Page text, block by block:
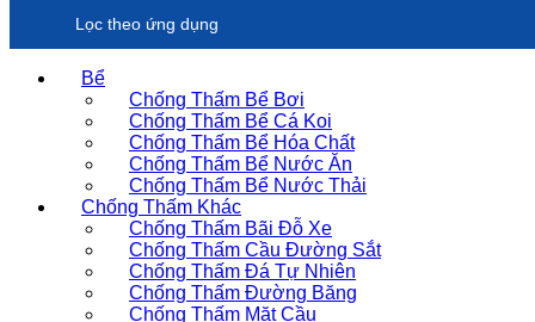
Lọc theo ứng dụng
Bể
Chống Thấm Bể Bơi
Chống Thấm Bể Cá Koi
Chống Thấm Bể Hóa Chất
Chống Thấm Bể Nước Ăn
Chống Thấm Bể Nước Thải
Chống Thấm Khác
Chống Thấm Bãi Đỗ Xe
Chống Thấm Cầu Đường Sắt
Chống Thấm Đá Tự Nhiên
Chống Thấm Đường Băng
Chống Thấm Mặt Cầu